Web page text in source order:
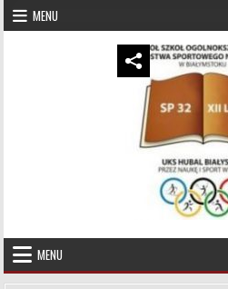
Skip to content
MENU
UKS Hubal Białystok
MENU